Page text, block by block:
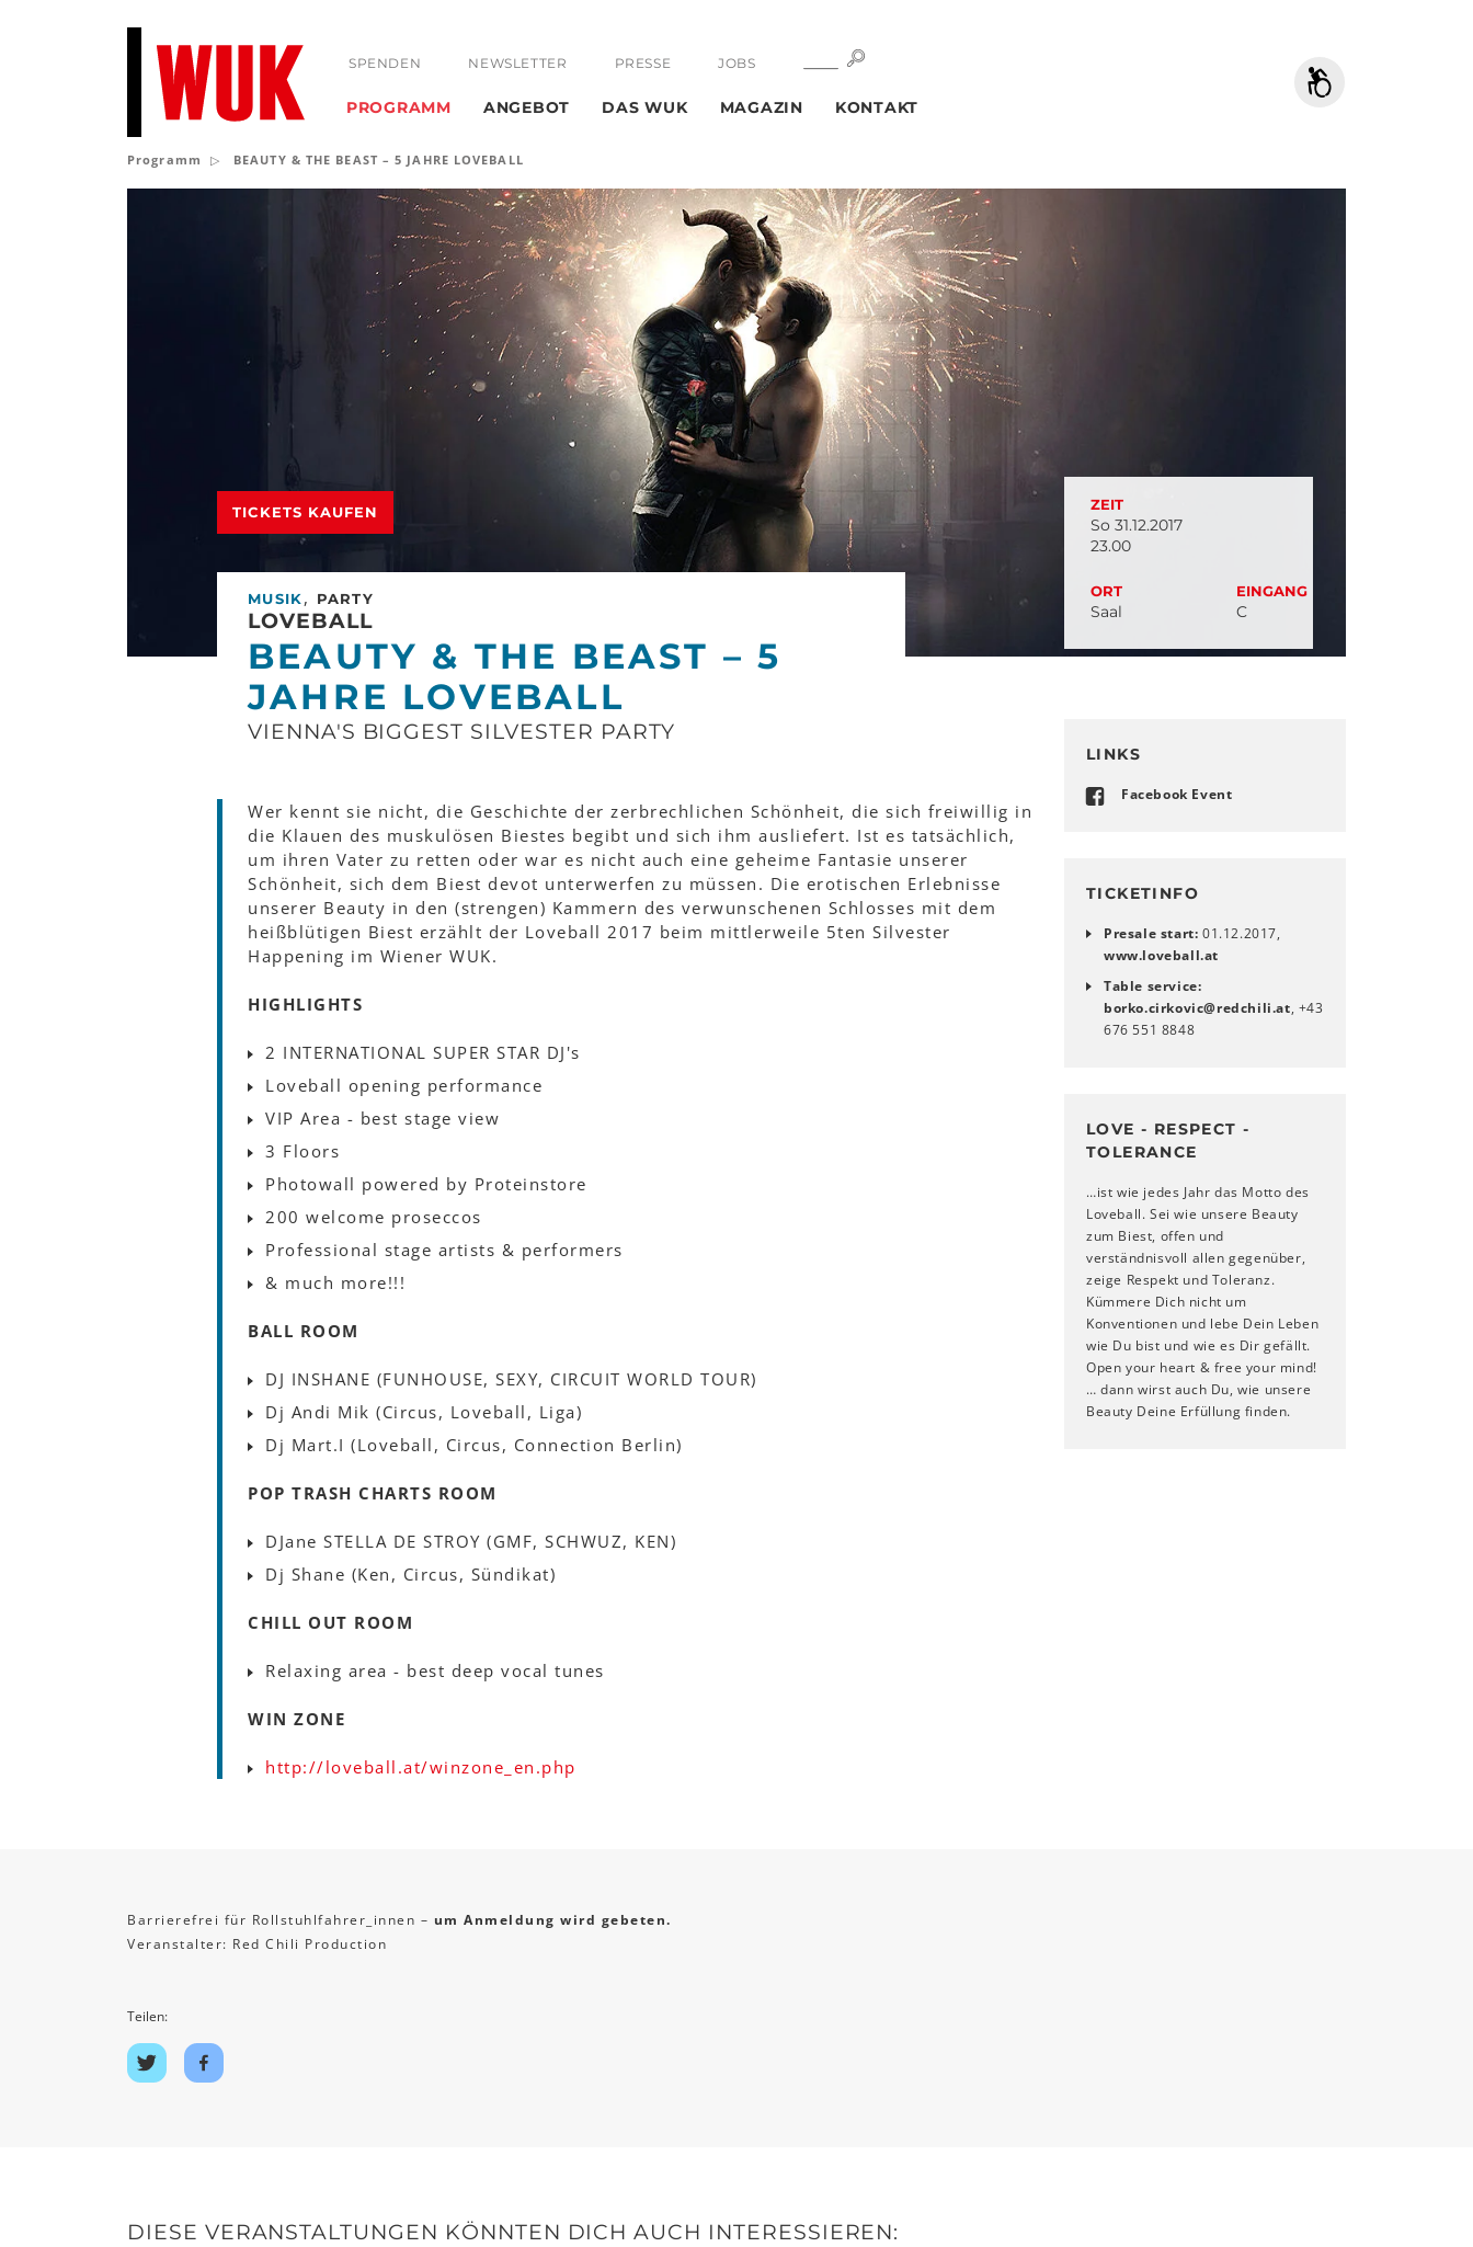
SPENDEN NEWSLETTER PRESSE JOBS SUCHE
PROGRAMM ANGEBOT DAS WUK MAGAZIN KONTAKT
Programm BEAUTY & THE BEAST – 5 JAHRE LOVEBALL
TICKETS KAUFEN ZEIT
So 31.12.2017
23.00
ORT
Saal
EINGANG
C
MUSIK, PARTY
LOVEBALL
BEAUTY & THE BEAST – 5
JAHRE LOVEBALL
VIENNA'S BIGGEST SILVESTER PARTY
Wer kennt sie nicht, die Geschichte der zerbrechlichen Schönheit, die sich freiwillig in
die Klauen des muskulösen Biestes begibt und sich ihm ausliefert. Ist es tatsächlich,
um ihren Vater zu retten oder war es nicht auch eine geheime Fantasie unserer
Schönheit, sich dem Biest devot unterwerfen zu müssen. Die erotischen Erlebnisse
unserer Beauty in den (strengen) Kammern des verwunschenen Schlosses mit dem
heißblütigen Biest erzählt der Loveball 2017 beim mittlerweile 5ten Silvester
Happening im Wiener WUK.
HIGHLIGHTS
2 INTERNATIONAL SUPER STAR DJ's
Loveball opening performance
VIP Area - best stage view
3 Floors
Photowall powered by Proteinstore
200 welcome proseccos
Professional stage artists & performers
& much more!!!
BALL ROOM
DJ INSHANE (FUNHOUSE, SEXY, CIRCUIT WORLD TOUR)
Dj Andi Mik (Circus, Loveball, Liga)
Dj Mart.I (Loveball, Circus, Connection Berlin)
POP TRASH CHARTS ROOM
DJane STELLA DE STROY (GMF, SCHWUZ, KEN)
Dj Shane (Ken, Circus, Sündikat)
CHILL OUT ROOM
Relaxing area - best deep vocal tunes
WIN ZONE
http://loveball.at/winzone_en.php
LINKS
Facebook Event
TICKETINFO
Presale start: 01.12.2017,
www.loveball.at
Table service:
borko.cirkovic@redchili.at, +43
676 551 8848
LOVE - RESPECT -
TOLERANCE
…ist wie jedes Jahr das Motto des
Loveball. Sei wie unsere Beauty
zum Biest, offen und
verständnisvoll allen gegenüber,
zeige Respekt und Toleranz.
Kümmere Dich nicht um
Konventionen und lebe Dein Leben
wie Du bist und wie es Dir gefällt.
Open your heart & free your mind!
… dann wirst auch Du, wie unsere
Beauty Deine Erfüllung finden.
Barrierefrei für Rollstuhlfahrer_innen – um Anmeldung wird gebeten.
Veranstalter: Red Chili Production
Teilen:
Auf
Twitter
Auf
Facebook
DIESE VERANSTALTUNGEN KÖNNTEN DICH AUCH INTERESSIEREN: